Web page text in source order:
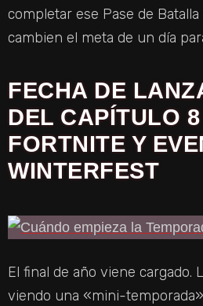
completar ese Pase de
cambien el meta de un día
FECHA DE
DEL CAPÍTULO
FORTNITE Y
WINTERFEST
El final de año viene cargado.
viendo una «mini-